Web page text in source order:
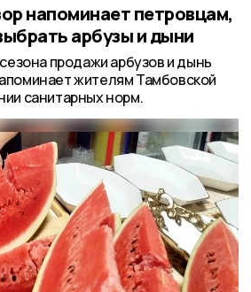
напоминает петровцам,
арбузы и дыни
продажи арбузов и дынь
жителям Тамбовской
санитарных норм.